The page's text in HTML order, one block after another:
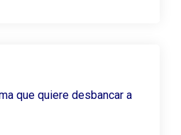
que quiere desbancar a